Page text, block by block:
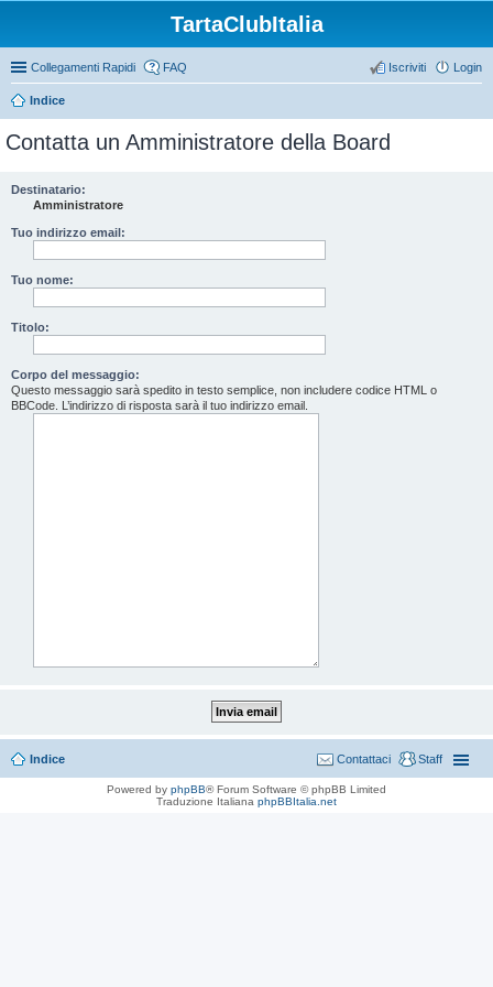
TartaClubItalia
Collegamenti Rapidi FAQ Login
Iscriviti
Indice
Contatta un Amministratore della Board
Destinatario:
Amministratore
Tuo indirizzo email:
Tuo nome:
Titolo:
Corpo del messaggio:
Questo messaggio sarà spedito in testo semplice, non includere codice HTML o
BBCode. L’indirizzo di risposta sarà il tuo indirizzo email.
Indice Staff
Contattaci
Powered by phpBB® Forum Software © phpBB Limited
Traduzione Italiana phpBBItalia.net